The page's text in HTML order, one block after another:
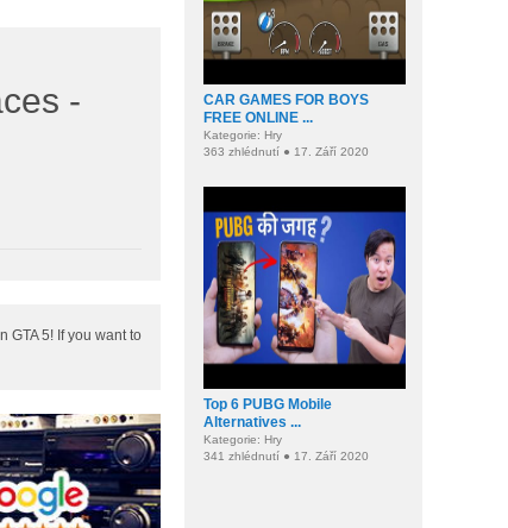
-
GTA 5! If you want to
CAR GAMES FOR BOYS
FREE ONLINE ...
Kategorie: Hry
363 zhlédnutí ● 17. Září 2020
Top 6 PUBG Mobile
Alternatives ...
Kategorie: Hry
341 zhlédnutí ● 17. Září 2020